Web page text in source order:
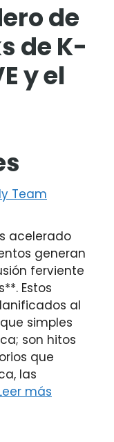
de
de K-
y el
Team
acelerado
generan
ferviente
Estos
al
simples
son hitos
que
las
más